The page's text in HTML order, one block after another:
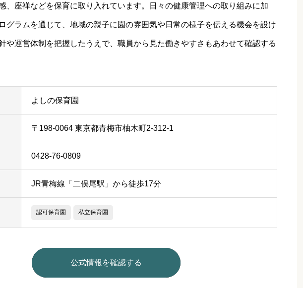
、座禅などを保育に取り入れています。日々の健康管理への取り組みに加
グラムを通じて、地域の親子に園の雰囲気や日常の様子を伝える機会を設け
や運営体制を把握したうえで、職員から見た働きやすさもあわせて確認する
よしの保育園
〒198-0064 東京都青梅市柚木町2‐312‐1
0428-76-0809
JR青梅線「二俣尾駅」から徒歩17分
認可保育園 私立保育園
公式情報を確認する